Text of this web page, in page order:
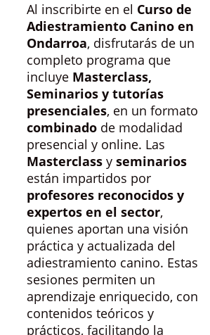
Al inscribirte en el Curso de
Adiestramiento Canino en
Ondarroa, disfrutarás de un
completo programa que
incluye Masterclass,
Seminarios y tutorías
presenciales, en un formato
combinado de modalidad
presencial y online. Las
Masterclass y seminarios
están impartidos por
profesores reconocidos y
expertos en el sector,
quienes aportan una visión
práctica y actualizada del
adiestramiento canino. Estas
sesiones permiten un
aprendizaje enriquecido, con
contenidos teóricos y
prácticos, facilitando la